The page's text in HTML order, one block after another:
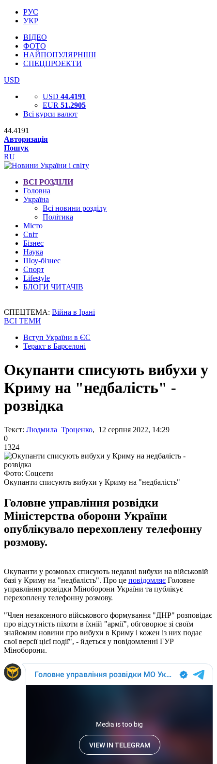
РУС
УКР
ВІДЕО
ФОТО
НАЙПОПУЛЯРНІШІ
СПЕЦПРОЕКТИ
USD
USD 44.4191
EUR 51.2905
Всі курси валют
44.4191
Авторизація
Пошук
RU
ВСІ РОЗДІЛИ
Головна
Україна
Всі новини розділу
Політика
Місто
Світ
Бізнес
Наука
Шоу-бізнес
Спорт
Lifestyle
БЛОГИ ЧИТАЧІВ
СПЕЦТЕМА: Війна в Ірані
ВСІ ТЕМИ
Вступ України в ЄС
Теракт в Барселоні
Окупанти списують вибухи у
Криму на "недбалість" -
розвідка
Текст: Людмила Троценко, 12 серпня 2022, 14:29
0
1324
Фото: Соцсети
Окупанти списують вибухи у Криму на "недбалість"
Головне управління розвідки
Міністерства оборони України
опублікувало перехоплену телефонну
розмову.
Окупанти у розмовах списують недавні вибухи на військовій
базі у Криму на "недбалість". Про це повідомляє Головне
управління розвідки Міноборони України та публікує
перехоплену телефонну розмову.
"Член незаконного військового формування "ДНР" розповідає
про відсутність піхоти в їхній "армії", обговорює зі своїм
знайомим новини про вибухи в Криму і кожен із них подає
свої версії цієї події", - йдеться у повідомленні ГУР
Міноборони.